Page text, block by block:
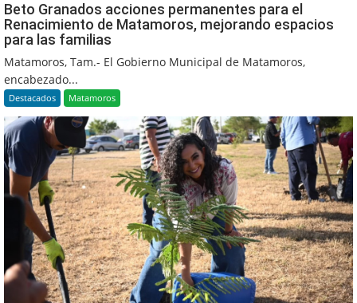
Beto Granados acciones permanentes para el
Renacimiento de Matamoros, mejorando espacios
para las familias
Matamoros, Tam.- El Gobierno Municipal de Matamoros,
encabezado...
Destacados Matamoros